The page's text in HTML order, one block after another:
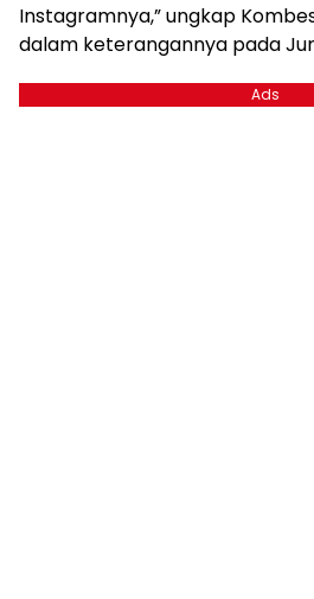
Instagramnya,” ungkap
dalam keterangannya pada
Ads